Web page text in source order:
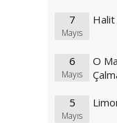
7
Mayıs
Halit
6
Mayıs
O
5
Mayıs